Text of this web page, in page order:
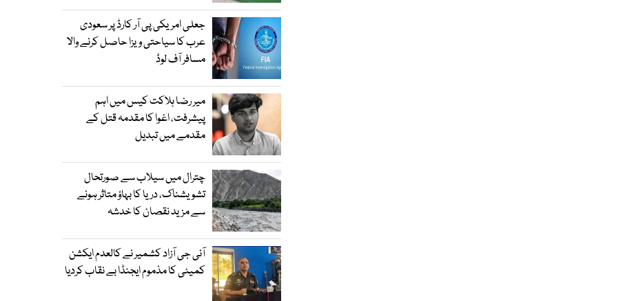
جعلی امریکی پی آر کارڈ پر سعودی
عرب کا سیاحتی ویزا حاصل کرنے والا
مسافر آف لوڈ
میر رضا ہلاکت کیس میں اہم
پیشرفت، اغوا کا مقدمہ قتل کے
مقدمے میں تبدیل
چترال میں سیلاب سے صورتحال
تشویشناک، دریا کا بہاؤ متاثر ہونے
سے مزید نقصان کا خدشہ
آئی جی آزاد کشمیر نے کالعدم ایکشن
کمیٹی کا مذموم ایجنڈا بے نقاب کردیا